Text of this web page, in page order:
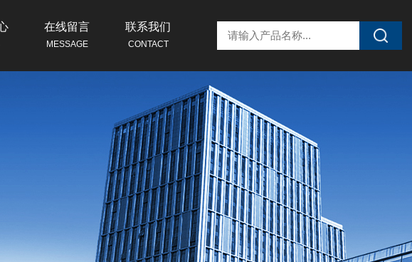
在线留言
MESSAGE
联系我们
CONTACT